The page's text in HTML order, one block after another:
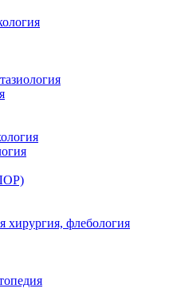
хирургия, флебология